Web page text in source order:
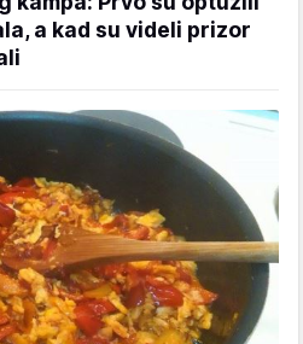
a kad su videli prizor